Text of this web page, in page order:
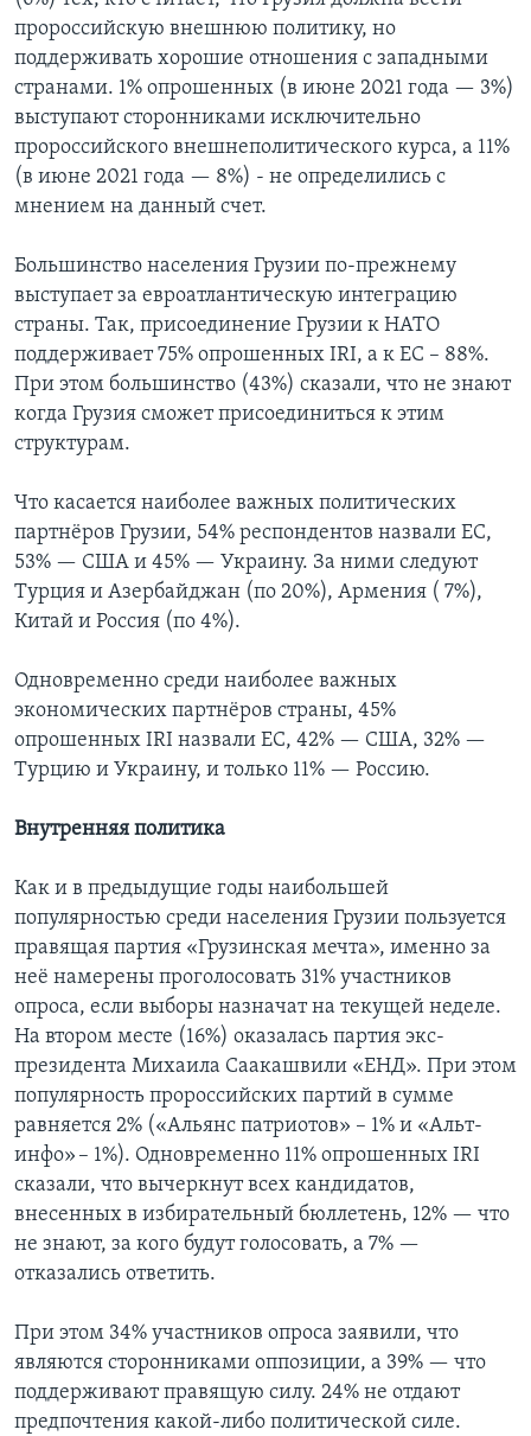
пророссийскую внешнюю политику, но
поддерживать хорошие отношения с западными
странами. 1% опрошенных (в июне 2021 года — 3%)
выступают сторонниками исключительно
пророссийского внешнеполитического курса, а 11%
(в июне 2021 года — 8%) - не определились с
мнением на данный счет.
Большинство населения Грузии по-прежнему
выступает за евроатлантическую интеграцию
страны. Так, присоединение Грузии к НАТО
поддерживает 75% опрошенных IRI, а к ЕС – 88%.
При этом большинство (43%) сказали, что не знают
когда Грузия сможет присоединиться к этим
структурам.
Что касается наиболее важных политических
партнёров Грузии, 54% респондентов назвали ЕС,
53% — США и 45% — Украину. За ними следуют
Турция и Азербайджан (по 20%), Армения ( 7%),
Китай и Россия (по 4%).
Одновременно среди наиболее важных
экономических партнёров страны, 45%
опрошенных IRI назвали ЕС, 42% — США, 32% —
Турцию и Украину, и только 11% — Россию.
Внутренняя политика
Как и в предыдущие годы наибольшей
популярностью среди населения Грузии пользуется
правящая партия «Грузинская мечта», именно за
неё намерены проголосовать 31% участников
опроса, если выборы назначат на текущей неделе.
На втором месте (16%) оказалась партия экс-
президента Михаила Саакашвили «ЕНД». При этом
популярность пророссийских партий в сумме
равняется 2% («Альянс патриотов» – 1% и «Альт-
инфо» – 1%). Одновременно 11% опрошенных IRI
сказали, что вычеркнут всех кандидатов,
внесенных в избирательный бюллетень, 12% — что
не знают, за кого будут голосовать, а 7% —
отказались ответить.
При этом 34% участников опроса заявили, что
являются сторонниками оппозиции, а 39% — что
поддерживают правящую силу. 24% не отдают
предпочтения какой-либо политической силе.